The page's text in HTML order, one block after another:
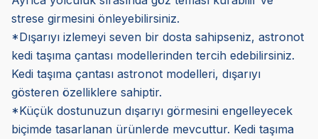
strese girmesini önleyebilirsiniz.
*Dışarıyı izlemeyi seven bir dosta sahipseniz, astronot
kedi taşıma çantası modellerinden tercih edebilirsiniz.
Kedi taşıma çantası astronot modelleri, dışarıyı
gösteren özelliklere sahiptir.
*Küçük dostunuzun dışarıyı görmesini engelleyecek
biçimde tasarlanan ürünlerde mevcuttur. Kedi taşıma